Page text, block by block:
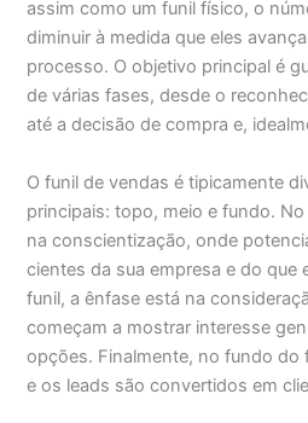
assim como um funil físico, o
diminuir à medida que eles
processo. O objetivo principal é
de várias fases, desde o
até a decisão de compra e,
O funil de vendas é tipicamente
principais: topo, meio e fundo.
na conscientização, onde
cientes da sua empresa e do que
funil, a ênfase está na
começam a mostrar interesse
opções. Finalmente, no fundo do
e os leads são convertidos em